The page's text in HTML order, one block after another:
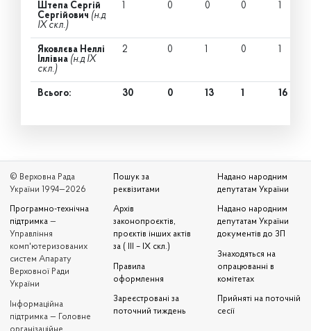
Штепа Сергій
Сергійович (н.д
IX скл.)
1 0 0 0 1
Яковлєва Неллі
Іллівна (н.д IX
скл.)
2 0 1 0 1
Всього: 30 0 13 1 16
© Верховна Рада
України 1994—2026
Програмно-технічна
підтримка —
Управління
комп'ютеризованих
систем Апарату
Верховної Ради
України
Iнформаційна
підтримка — Головне
організаційне
Пошук за
реквізитами
Архів
законопроєктів,
проєктів інших актів
за ( III – IX скл.)
Правила
оформлення
Зареєстровані за
поточний тиждень
Надано народним
депутатам України
Надано народним
депутатам України
документів до ЗП
Знаходяться на
опрацюванні в
комітетах
Прийняті на поточній
сесії